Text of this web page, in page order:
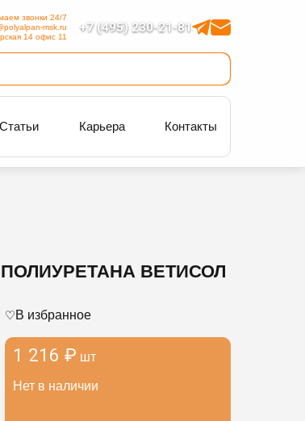
+7 (495) 230-21-81
звонки 24/7
msk.ru
14 офис 11
Статьи Карьера Контакты
ВЕТИСОЛ
1 216 ₽ шт
Нет в наличии
В избранное